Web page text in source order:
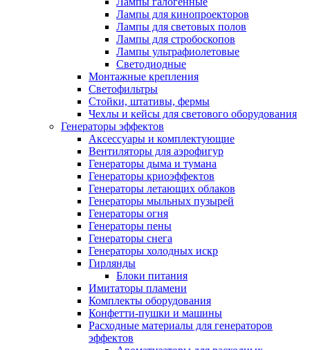
Лампы для кинопроекторов
Лампы для световых полов
Лампы для стробоскопов
Лампы ультрафиолетовые
Светодиодные
Монтажные крепления
Светофильтры
Стойки, штативы, фермы
Чехлы и кейсы для светового оборудования
Генераторы эффектов
Аксессуары и комплектующие
Вентиляторы для аэрофигур
Генераторы дыма и тумана
Генераторы криоэффектов
Генераторы летающих облаков
Генераторы мыльных пузырей
Генераторы огня
Генераторы пены
Генераторы снега
Генераторы холодных искр
Гирлянды
Блоки питания
Имитаторы пламени
Комплекты оборудования
Конфетти-пушки и машины
Расходные материалы для генераторов
эффектов